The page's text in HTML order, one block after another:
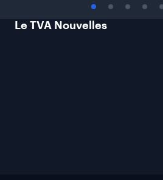
Le TVA Nouvelles